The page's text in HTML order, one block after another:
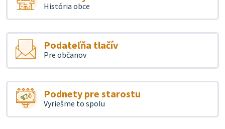
História obce
Podateľňa tlačív
Pre občanov
Podnety pre starostu
Vyriešme to spolu